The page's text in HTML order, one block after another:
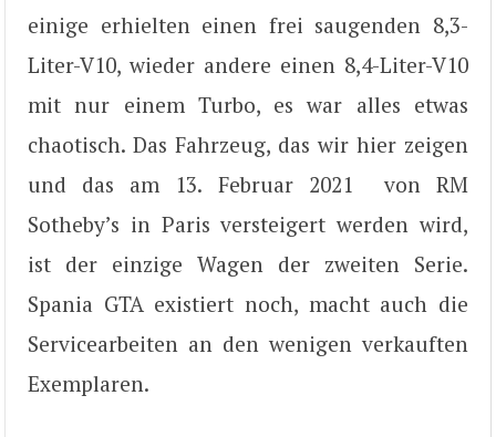
einige erhielten einen frei saugenden 8,3-
Liter-V10, wieder andere einen 8,4-Liter-V10
mit nur einem Turbo, es war alles etwas
chaotisch. Das Fahrzeug, das wir hier zeigen
und das am 13. Februar 2021
von RM
Sotheby’s in Paris versteigert werden wird,
ist der einzige Wagen der zweiten Serie.
Spania GTA existiert noch, macht auch die
Servicearbeiten an den wenigen verkauften
Exemplaren.